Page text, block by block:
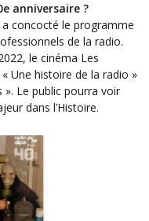
anniversaire ?
concocté le programme
de la radio.
le cinéma Les
Une histoire de la radio »
». Le public pourra voir
dans l’Histoire.